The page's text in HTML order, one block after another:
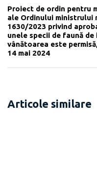
Proiect de ordin pentru
ale Ordinului ministrului
1630/2023 privind
unele specii de faună
vânătoarea este
14 mai 2024
Articole similare